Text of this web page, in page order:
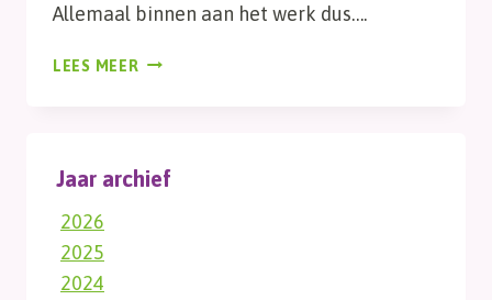
Allemaal binnen aan het werk dus….
LEES MEER VINDINGRIJK
Jaar archief
2026
2025
2024